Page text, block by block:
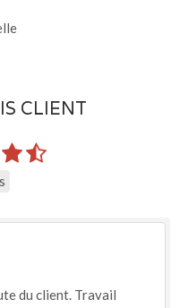
CLIENT
du client. Travail